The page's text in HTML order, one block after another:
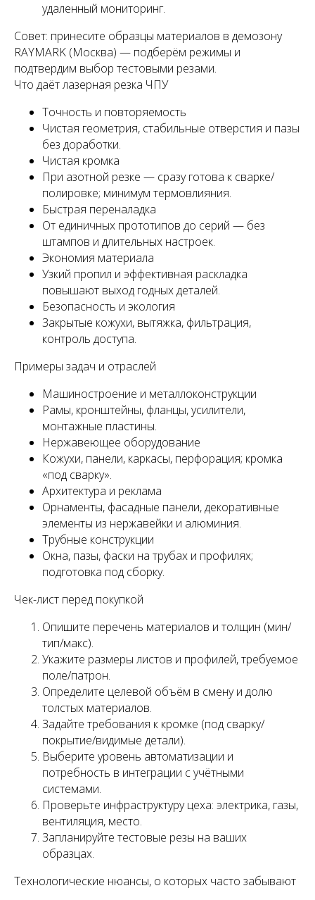
удаленный мониторинг.
Совет: принесите образцы материалов в демозону
RAYMARK (Москва) — подберём режимы и
подтвердим выбор тестовыми резами.
Что даёт лазерная резка ЧПУ
Точность и повторяемость
Чистая геометрия, стабильные отверстия и пазы
без доработки.
Чистая кромка
При азотной резке — сразу готова к сварке/
полировке; минимум термовлияния.
Быстрая переналадка
От единичных прототипов до серий — без
штампов и длительных настроек.
Экономия материала
Узкий пропил и эффективная раскладка
повышают выход годных деталей.
Безопасность и экология
Закрытые кожухи, вытяжка, фильтрация,
контроль доступа.
Примеры задач и отраслей
Машиностроение и металлоконструкции
Рамы, кронштейны, фланцы, усилители,
монтажные пластины.
Нержавеющее оборудование
Кожухи, панели, каркасы, перфорация; кромка
«под сварку».
Архитектура и реклама
Орнаменты, фасадные панели, декоративные
элементы из нержавейки и алюминия.
Трубные конструкции
Окна, пазы, фаски на трубах и профилях;
подготовка под сборку.
Чек-лист перед покупкой
Опишите перечень материалов и толщин (мин/
тип/макс).
Укажите размеры листов и профилей, требуемое
поле/патрон.
Определите целевой объём в смену и долю
толстых материалов.
Задайте требования к кромке (под сварку/
покрытие/видимые детали).
Выберите уровень автоматизации и
потребность в интеграции с учётными
системами.
Проверьте инфраструктуру цеха: электрика, газы,
вентиляция, место.
Запланируйте тестовые резы на ваших
образцах.
Технологические нюансы, о которых часто забывают